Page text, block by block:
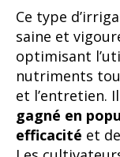
Ce type
saine et
optimisant
nutriments
et l’entretien. Il
gagné en
efficacité et